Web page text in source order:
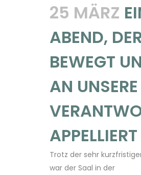
25 MÄRZ
ABEND,
BEWEGT
AN UNSERE
APPELLIERT
Trotz der sehr
war der Saal in der